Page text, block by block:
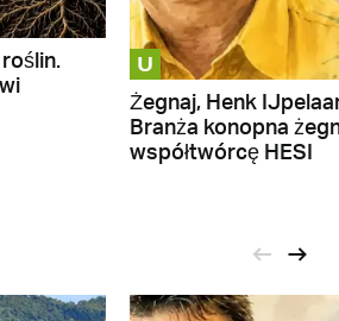
U
Żegnaj, Henk
Branża konopna
współtwórcę HESI